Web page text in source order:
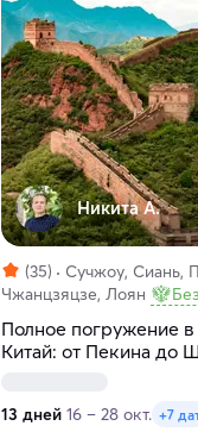
Никита А.
(35)
Сучжоу, Сиань,
Чжанцзяцзе, Лоян
Полное погружение
Китай: от Пекина до
13 дней 16 – 28 окт. +7